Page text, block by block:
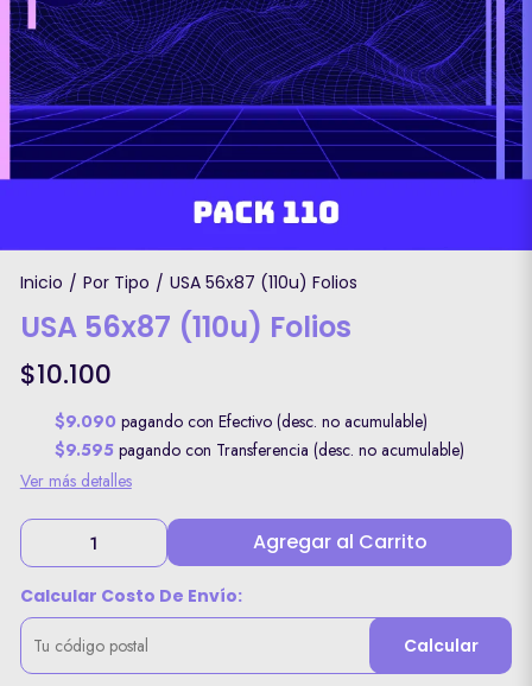
Inicio / Por Tipo / USA 56x87 (110u) Folios
USA 56x87 (110u) Folios
$10.100
$9.090 pagando con Efectivo (desc. no acumulable)
$9.595 pagando con Transferencia (desc. no acumulable)
Ver más detalles
Agregar al Carrito
Calcular Costo De Envío:
Calcular